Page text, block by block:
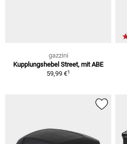
gazzini
Kupplungshebel Street, mit ABE
59,99 €1